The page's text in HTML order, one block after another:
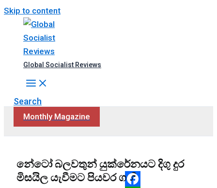
Skip to content
Global Socialist Reviews
Search
Monthly Magazine
නේටෝ බලවතුන් යුක්රේනයට දිගු දුර
මිසයිල යැවීමට පියවර ගනී